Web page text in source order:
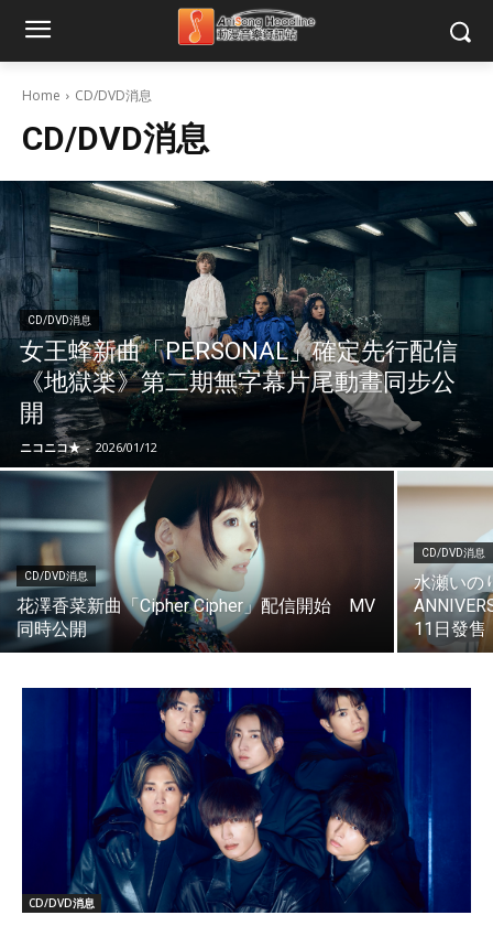
Home CD/DVD消息
CD/DVD消息
CD/DVD消息
女王蜂新曲「PERSONAL」確定先行配信
《地獄楽》第二期無字幕片尾動畫同步公
開
ニコニコ★ - 2026/01/12
CD/DVD消息
花澤香菜新曲「Cipher Cipher」配信開始 MV
同時公開
CD/DVD消息
水瀬いの
11日發售
CD/DVD消息